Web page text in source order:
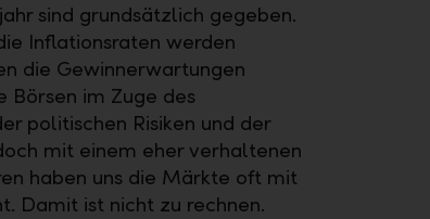
sind grundsätzlich gegeben.
Inflationsraten werden
die Gewinnerwartungen
Börsen im Zuge des
politischen Risiken und der
mit einem eher verhaltenen
haben uns die Märkte oft mit
Damit ist nicht zu rechnen.